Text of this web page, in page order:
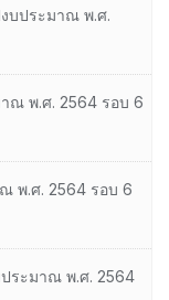
บประมาณ พ.ศ.
ณ พ.ศ. 2564 รอบ 6
พ.ศ. 2564 รอบ 6
ระมาณ พ.ศ. 2564